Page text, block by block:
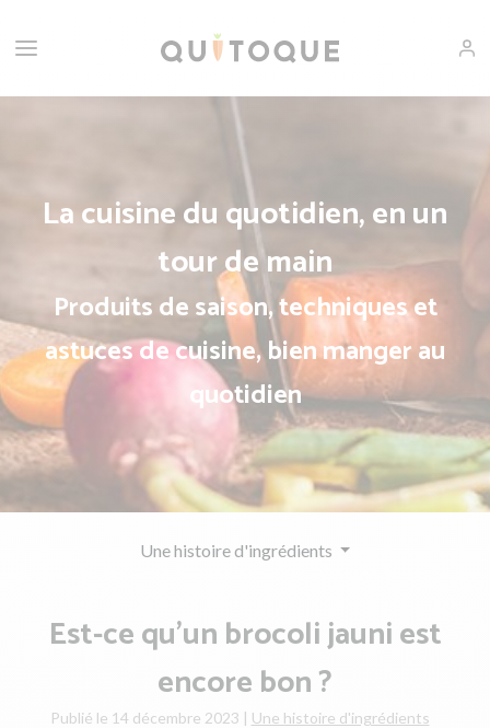
La cuisine du quotidien, en un
tour de main
Produits de saison, techniques et
astuces de cuisine, bien manger au
quotidien
Une histoire d'ingrédients
Est-ce qu’un brocoli jauni est
encore bon ?
Publié le 14 décembre 2023 | Une histoire d'ingrédients